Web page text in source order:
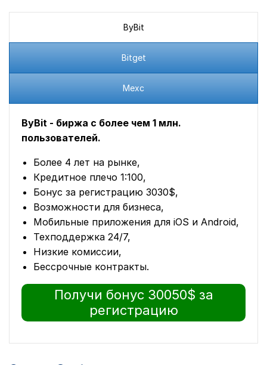
ByBit
Bitget
Mexc
ByBit - биржа с более чем 1 млн.
пользователей.
Более 4 лет на рынке,
Кредитное плечо 1:100,
Бонус за регистрацию 3030$,
Возможности для бизнеса,
Мобильные приложения для iOS и Android,
Техподдержка 24/7,
Низкие комиссии,
Бессрочные контракты.
Получи бонус 30050$ за
регистрацию